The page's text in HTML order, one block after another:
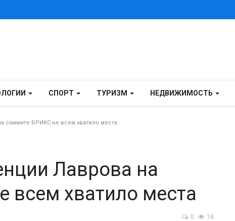
СПОРТ ТУРИЗМ НЕДВИЖИМОСТЬ
саммите БРИКС не всем хватило места
Лаврова на
всем хватило места
0 18